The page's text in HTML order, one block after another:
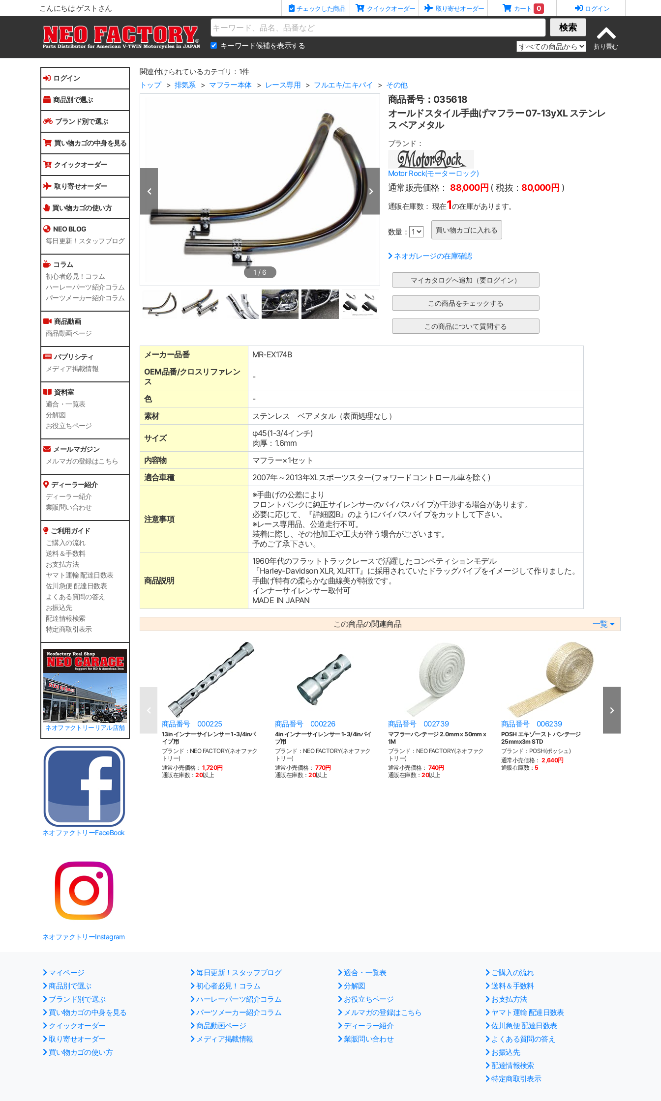
こんにちは ゲストさん チェックした商品 クイックオーダー 取り寄せオーダー カート 0 ログイン
Name 検索
キーワード候補を表示する
ログイン
商品別で選ぶ
ブランド別で選ぶ
買い物カゴの中身を見る
クイックオーダー
取り寄せオーダー
買い物カゴの使い方
NEO BLOG
毎日更新！スタッフブログ
コラム
初心者必見！コラム
ハーレーパーツ紹介コラム
パーツメーカー紹介コラム
商品動画
商品動画ページ
パブリシティ
メディア掲載情報
資料室
適合・一覧表
分解図
お役立ちページ
メールマガジン
メルマガの登録はこちら
ディーラー紹介
ディーラー紹介
業販問い合わせ
ご利用ガイド
ご購入の流れ
送料＆手数料
お支払方法
ヤマト運輸 配達日数表
佐川急便 配達日数表
よくある質問の答え
お振込先
配達情報検索
特定商取引表示
ネオファクトリーリアル店舗
ネオファクトリーFaceBook
ネオファクトリーInstagram
関連付けられているカテゴリ：1件
トップ
排気系 マフラー本体 レース専用 フルエキ/エキパイ その他
1 / 6
商品番号：035618
オールドスタイル手曲げマフラー 07-13yXL ステンレ
ス ベアメタル
ブランド：
Motor Rock(モーターロック)
通常販売価格： 88,000円 ( 税抜： 80,000円 )
通販在庫数： 現在1の在庫があります。
数量：
ネオガレージの在庫確認
メーカー品番
MR-EX174B
OEM品番/クロスリファレン
ス
-
色
-
素材
ステンレス ベアメタル（表面処理なし）
サイズ
φ45(1-3/4インチ)
肉厚：1.6mm
内容物
マフラー×1セット
適合車種
2007年～2013年XLスポーツスター(フォワードコントロール車を除く)
注意事項
※手曲げの公差により
フロントバンクに純正サイレンサーのバイパスパイプが干渉する場合があります。
必要に応じて、『詳細図B』のようにバイパスパイプをカットして下さい。
※レース専用品、公道走行不可。
装着に際し、その他加工や工夫が伴う場合がございます。
予めご了承下さい。
商品説明
1960年代のフラットトラックレースで活躍したコンペティションモデル
『Harley-Davidson XLR, XLRTT』に採用されていたドラッグパイプをイメージして作りました。
手曲げ特有の柔らかな曲線美が特徴です。
インナーサイレンサー取付可
MADE IN JAPAN
この商品の関連商品 一覧
商品番号 000225
13in インナーサイレンサー 1-3/4inパ
イプ用
ブランド：NEO FACTORY(ネオファク
トリー)
通常小売価格： 1,720円
通販在庫数：20以上
商品番号 000226
4in インナーサイレンサー 1-3/4inパイ
プ用
ブランド：NEO FACTORY(ネオファク
トリー)
通常小売価格： 770円
通販在庫数：20以上
商品番号 002739
マフラーバンテージ 2.0mm x 50mm x
1M
ブランド：NEO FACTORY(ネオファク
トリー)
通常小売価格： 740円
通販在庫数：20以上
商品番号 006239
POSH エキゾースト バンテージ
25mmx3m STD
ブランド：POSH(ポッシュ)
通常小売価格： 2,640円
通販在庫数：5
POSH エキゾース
マイページ
商品別で選ぶ
ブランド別で選ぶ
買い物カゴの中身を見る
クイックオーダー
取り寄せオーダー
買い物カゴの使い方
毎日更新！スタッフブログ
初心者必見！コラム
ハーレーパーツ紹介コラム
パーツメーカー紹介コラム
商品動画ページ
メディア掲載情報
適合・一覧表
分解図
お役立ちページ
メルマガの登録はこちら
ディーラー紹介
業販問い合わせ
ご購入の流れ
送料＆手数料
お支払方法
ヤマト運輸 配達日数表
佐川急便 配達日数表
よくある質問の答え
お振込先
配達情報検索
特定商取引表示